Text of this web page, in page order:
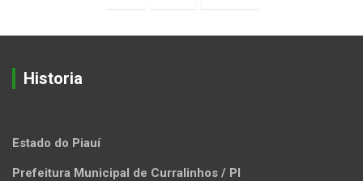
Historia
Estado do Piauí
Prefeitura Municipal de Curralinhos / PI